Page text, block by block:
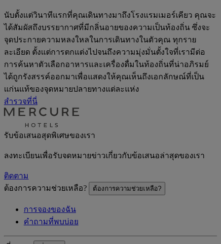
นับตั้งแต่วินาทีแรกที่คุณเดินทางมาถึงโรงแรมเมอร์เคียว คุณจะ
ได้สัมผัสถึงบรรยากาศที่มีกลิ่นอายของความเป็นท้องถิ่น ซึ่งจะ
จุดประกายความหลงใหลในการเดินทางในตัวคุณ ทุกราย
ละเอียด ตั้งแต่การตกแต่งไปจนถึงความมุ่งมั่นตั้งใจที่เรามีต่อ
การค้นหาตัวเลือกอาหารและเครื่องดื่มในท้องถิ่นที่น่าอภิรมย์
ได้ถูกรังสรรค์ออกมาเพื่อแสดงให้คุณเห็นถึงเอกลักษณ์ที่เป็น
แก่นแท้ของจุดหมายปลายทางแต่ละแห่ง
สำรวจที่นี่
รับข้อเสนอสุดพิเศษของเรา
ลงทะเบียนเพื่อรับจดหมายข่าวเกี่ยวกับข้อเสนอล่าสุดของเรา
ติดตาม
ต้องการความช่วยเหลือ?
ต้องการความช่วยเหลือ?
การจองของฉัน
คำถามที่พบบ่อย